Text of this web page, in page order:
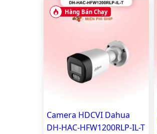
Hàng Bán Chạy
Camera HDCVI Dahua
DH-HAC-HFW1200RLP-IL-T